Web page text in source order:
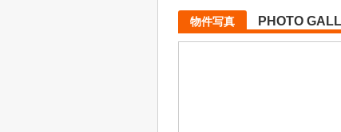
物件写真 PHOTO